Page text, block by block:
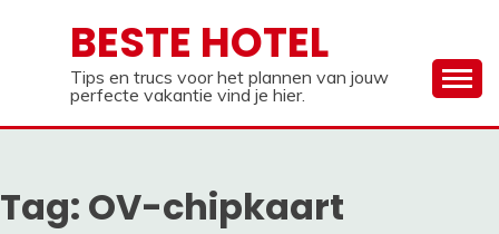
BESTE HOTEL
Tips en trucs voor het plannen van jouw
perfecte vakantie vind je hier.
Tag: OV-chipkaart